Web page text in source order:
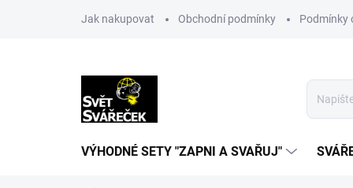
Jak nakupovat Obchodní podmínky Podmínky
VÝHODNÉ SETY "ZAPNI A SVAŘUJ"